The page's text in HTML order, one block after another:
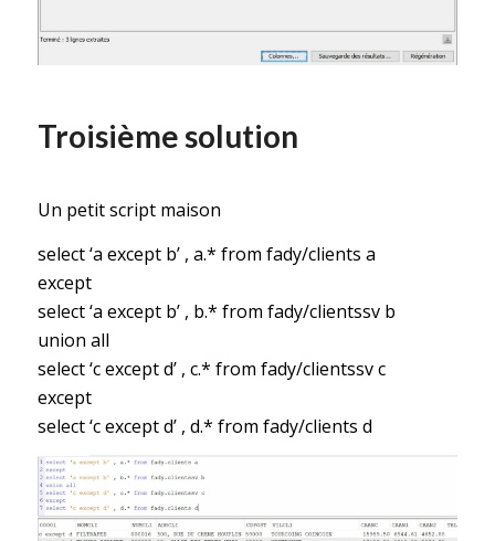
Troisième solution
Un petit script maison
select ‘a except b’ , a.* from fady/clients a
except
select ‘a except b’ , b.* from fady/clientssv b
union all
select ‘c except d’ , c.* from fady/clientssv c
except
select ‘c except d’ , d.* from fady/clients d